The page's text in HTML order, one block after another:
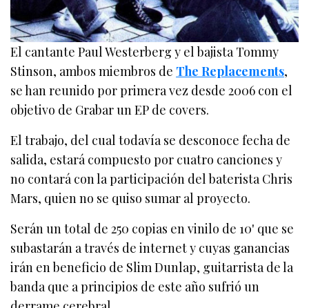
El cantante Paul Westerberg y el bajista Tommy
Stinson, ambos miembros de The Replacements,
se han reunido por primera vez desde 2006 con el
objetivo de Grabar un EP de covers.
El trabajo, del cual todavía se desconoce fecha de
salida, estará compuesto por cuatro canciones y
no contará con la participación del baterista Chris
Mars, quien no se quiso sumar al proyecto.
Serán un total de 250 copias en vinilo de 10' que se
subastarán a través de internet y cuyas ganancias
irán en beneficio de Slim Dunlap, guitarrista de la
banda que a principios de este año sufrió un